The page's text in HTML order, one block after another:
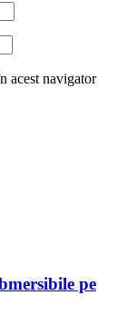
acest navigator
pe